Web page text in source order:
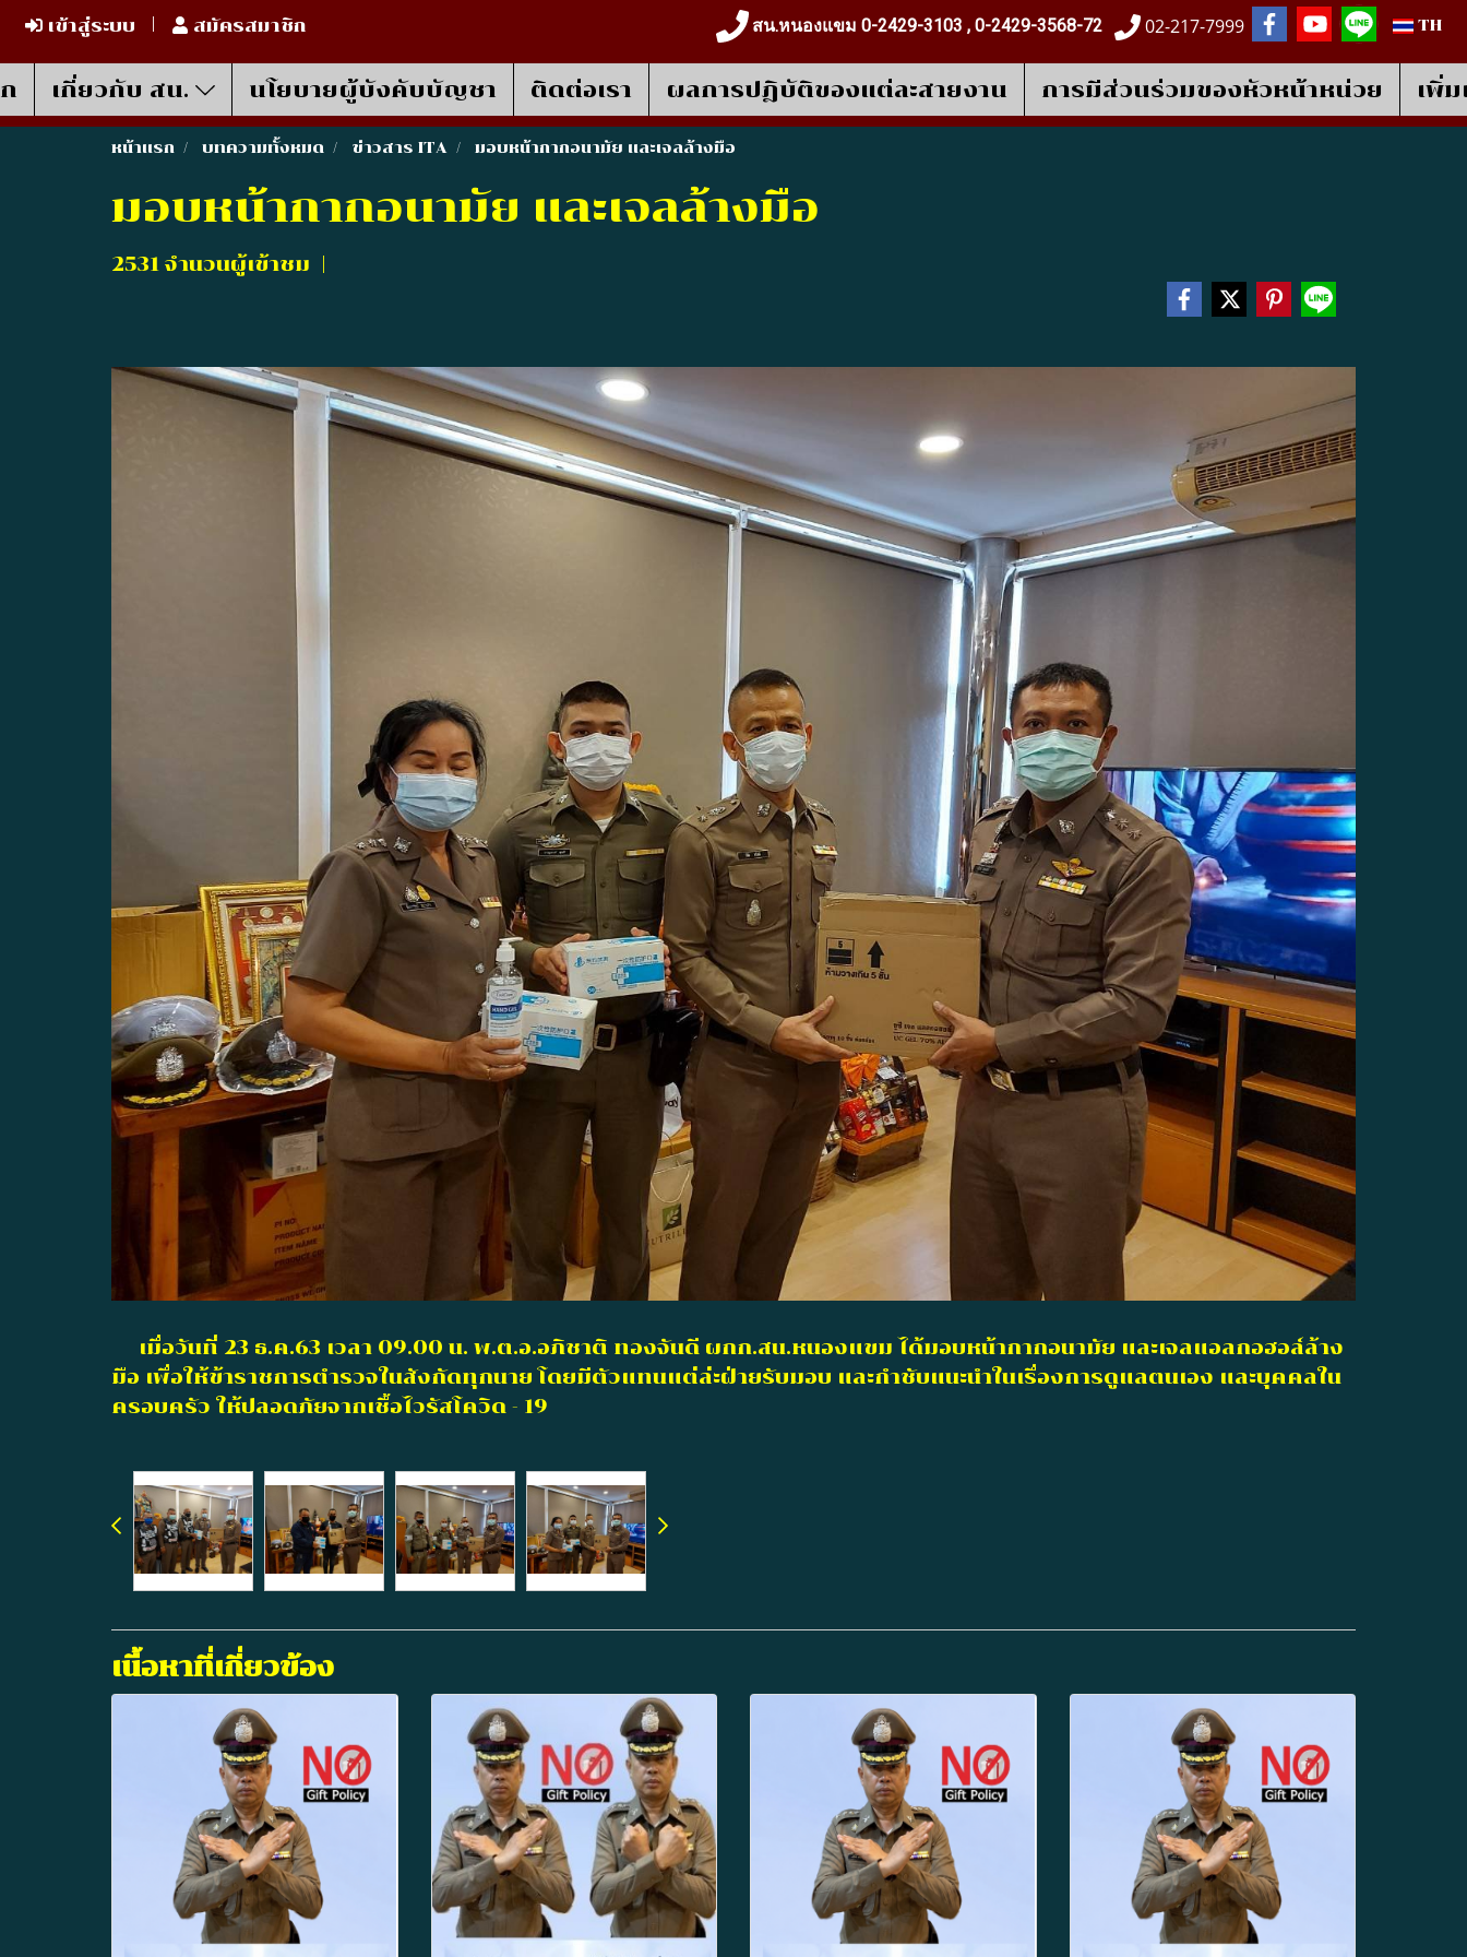
เข้าสู่ระบบ สมัครสมาชิก สน.หนองแขม 0-2429-3103 , 0-2429-3568-72 02-217-7999 TH
เกี่ยวกับ สน. นโยบายผู้บังคับบัญชา ติดต่อเรา ผลการปฎิบัติของแต่ละสายงาน การมีส่วนร่วมของหัวหน้าหน่วย เพิ่
หน้าแรก บทความทั้งหมด ข่าวสาร ITA มอบหน้ากากอนามัย และเจลล้างมือ
มอบหน้ากากอนามัย และเจลล้างมือ
2531 จำนวนผู้เข้าชม
เมื่อวันที่ 23 ธ.ค.63 เวลา 09.00 น. พ.ต.อ.อภิชาติ ทองจันดี ผกก.สน.หนองแขม ได้มอบหน้ากากอนามัย และเจลแอลกอฮอล์ล้าง
มือ เพื่อให้ข้าราชการตำรวจในสังกัดทุกนาย โดยมีตัวแทนแต่ล่ะฝ่ายรับมอบ และกำชับแนะนำในเรื่องการดูแลตนเอง และบุคคลใน
ครอบครัว ให้ปลอดภัยจากเชื้อไวรัสโควิด - 19
เนื้อหาที่เกี่ยวข้อง